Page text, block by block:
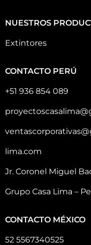
NUESTROS
Extintores
CONTACTO PERÚ
+51 936 854 089
lima.com
Jr. Coronel Miguel
Grupo Casa Lima –
CONTACTO MÉXICO
52 5567340525